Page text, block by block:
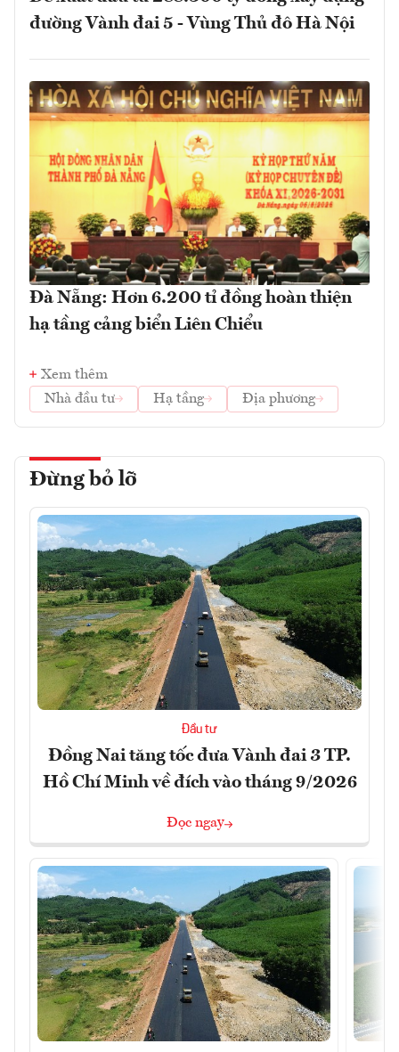
đường Vành đai 5 - Vùng Thủ đô Hà Nội
Đà Nẵng: Hơn 6.200 tỉ đồng hoàn thiện
hạ tầng cảng biển Liên Chiểu
Xem thêm
Nhà đầu tư
Hạ tầng Địa phương
Đừng bỏ lỡ
Đầu tư
Đồng Nai tăng tốc đưa Vành đai 3 TP.
Hồ Chí Minh về đích vào tháng 9/2026
Đọc ngay